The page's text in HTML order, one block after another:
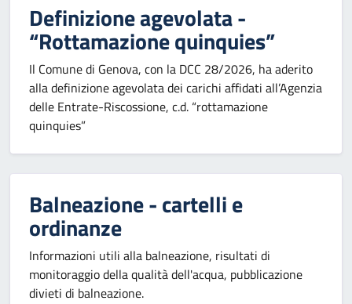
Definizione agevolata -
“Rottamazione quinquies”
Il Comune di Genova, con la DCC 28/2026, ha aderito
alla definizione agevolata dei carichi affidati all’Agenzia
delle Entrate-Riscossione, c.d. “rottamazione
quinquies”
Balneazione - cartelli e
ordinanze
Informazioni utili alla balneazione, risultati di
monitoraggio della qualità dell'acqua, pubblicazione
divieti di balneazione.